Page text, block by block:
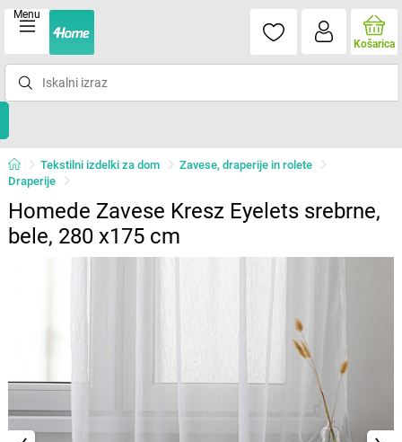
Menu
Košarica
Tekstilni izdelki za dom
Zavese, draperije in rolete
Draperije
Homede Zavese Kresz Eyelets srebrne,
bele, 280 x175 cm